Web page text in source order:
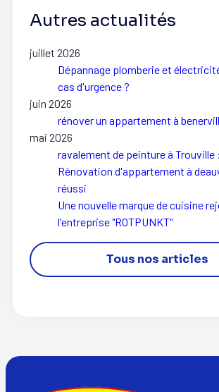
Autres actualités
juillet 2026
Dépannage plomberie et
cas d'urgence ?
juin 2026
rénover un appartement à
mai 2026
ravalement de peinture à
Rénovation d'appartement à
réussi
Une nouvelle marque de cuisine
l'entreprise "ROTPUNKT"
Tous nos articles